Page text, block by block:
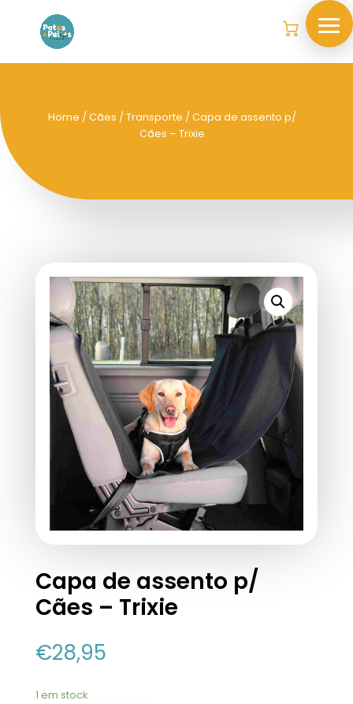
Home /Cães /Transporte / Capa de assento p/
Cães – Trixie
Capa de assento p/
Cães – Trixie
€28,95
1 em stock